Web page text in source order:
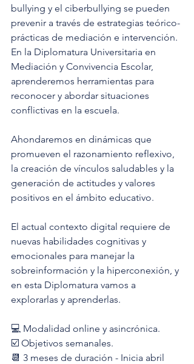
bullying y el ciberbullying se pueden
prevenir a través de estrategias teórico-
prácticas de mediación e intervención.
En la Diplomatura Universitaria en
Mediación y Convivencia Escolar,
aprenderemos herramientas para
reconocer y abordar situaciones
conflictivas en la escuela.
Ahondaremos en dinámicas que
promueven el razonamiento reflexivo,
la creación de vínculos saludables y la
generación de actitudes y valores
positivos en el ámbito educativo.
El actual contexto digital requiere de
nuevas habilidades cognitivas y
emocionales para manejar la
sobreinformación y la hiperconexión, y
en esta Diplomatura vamos a
explorarlas y aprenderlas.
💻 Modalidad online y asincrónica.
☑️ Objetivos semanales.
📆 3 meses de duración - Inicia abril